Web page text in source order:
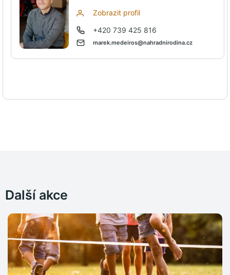
Zobrazit profil
+420 739 425 816
marek.medeiros@nahradnirodina.cz
Další akce